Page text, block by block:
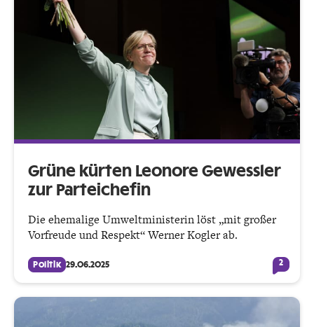
Grüne kürten Leonore Gewessler
zur Parteichefin
Die ehemalige Umweltministerin löst „mit großer
Vorfreude und Respekt“ Werner Kogler ab.
Politik 29.06.2025 2